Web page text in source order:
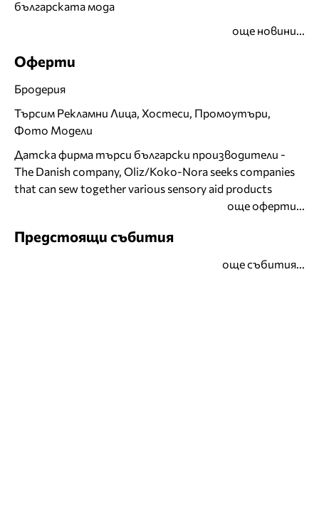
българската мода
още новини...
Оферти
Бродерия
Търсим Рекламни Лица, Хостеси, Промоутъри,
Фото Модели
Датска фирма търси български производители -
The Danish company, Oliz/Koko-Nora seeks companies
that can sew together various sensory aid products
още оферти...
Предстоящи събития
още събития...